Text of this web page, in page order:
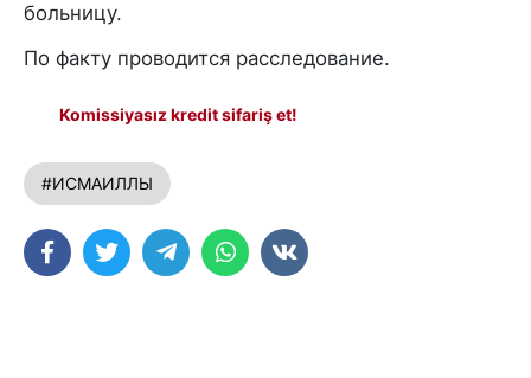
больницу.
По факту проводится расследование.
Komissiyasız kredit sifariş et!
#ИСМАИЛЛЫ